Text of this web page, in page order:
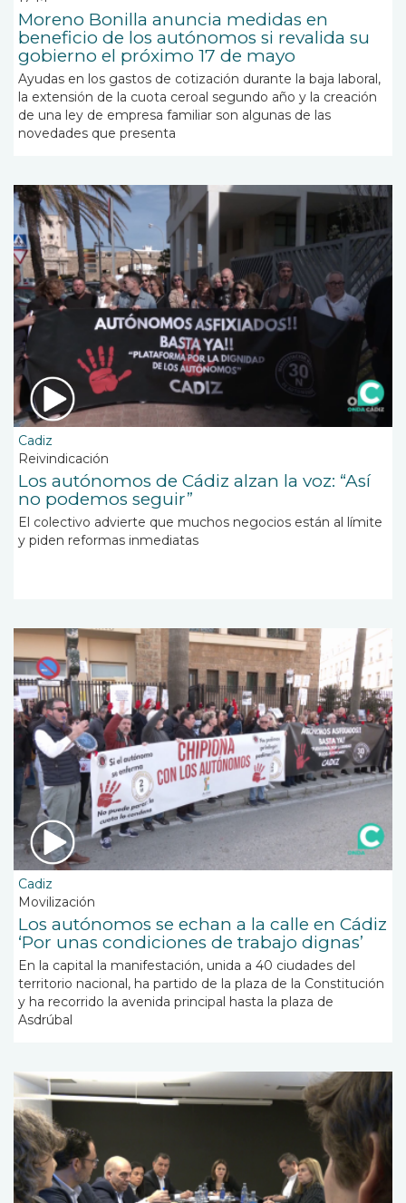
Moreno Bonilla anuncia medidas en
beneficio de los autónomos si revalida su
gobierno el próximo 17 de mayo
Ayudas en los gastos de cotización durante la baja laboral,
la extensión de la cuota ceroal segundo año y la creación
de una ley de empresa familiar son algunas de las
novedades que presenta
Cadiz
Reivindicación
Los autónomos de Cádiz alzan la voz: “Así
no podemos seguir”
El colectivo advierte que muchos negocios están al límite
y piden reformas inmediatas
Cadiz
Movilización
Los autónomos se echan a la calle en Cádiz
‘Por unas condiciones de trabajo dignas’
En la capital la manifestación, unida a 40 ciudades del
territorio nacional, ha partido de la plaza de la Constitución
y ha recorrido la avenida principal hasta la plaza de
Asdrúbal